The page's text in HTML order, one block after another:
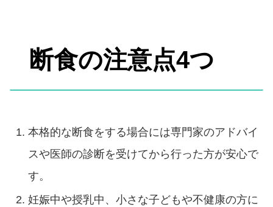
断食の注意点4つ
本格的な断食をする場合には専門家のアドバイ
スや医師の診断を受けてから行った方が安心で
す。
妊娠中や授乳中、小さな子どもや不健康の方に